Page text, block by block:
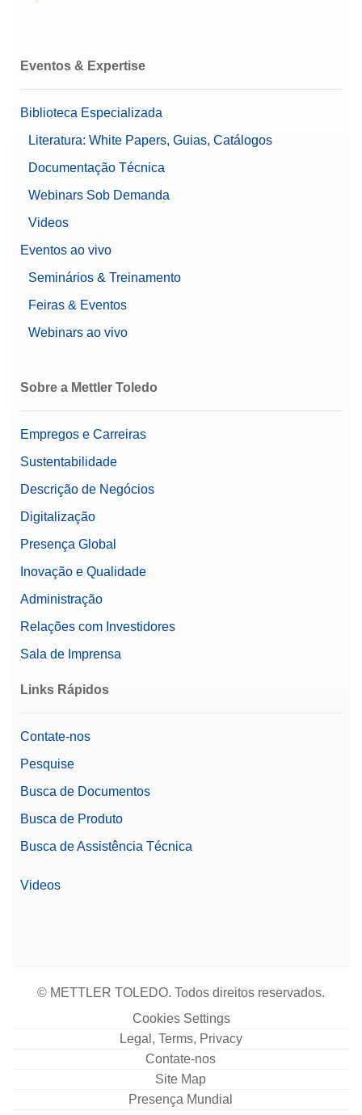
Eventos & Expertise
Biblioteca Especializada
Literatura: White Papers, Guias, Catálogos
Documentação Técnica
Webinars Sob Demanda
Videos
Eventos ao vivo
Seminários & Treinamento
Feiras & Eventos
Webinars ao vivo
Sobre a Mettler Toledo
Empregos e Carreiras
Sustentabilidade
Descrição de Negócios
Digitalização
Presença Global
Inovação e Qualidade
Administração
Relações com Investidores
Sala de Imprensa
Links Rápidos
Contate-nos
Pesquise
Busca de Documentos
Busca de Produto
Busca de Assistência Técnica
Videos
© METTLER TOLEDO. Todos direitos reservados.
Cookies Settings
Legal, Terms, Privacy
Contate-nos
Site Map
Presença Mundial